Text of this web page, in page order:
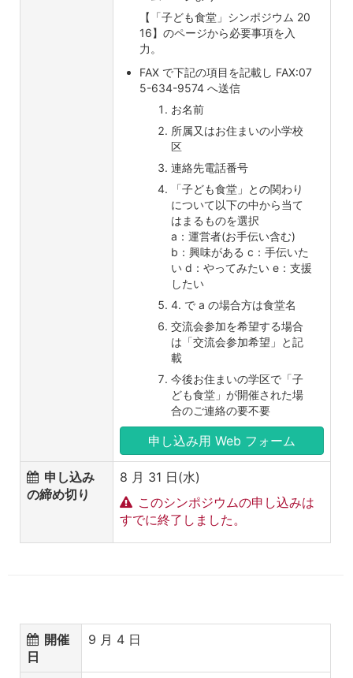
【「子ども食堂」シンポジウム 20
16】のページから必要事項を入
力。
FAX で下記の項目を記載し FAX:07
5-634-9574 へ送信
お名前
所属又はお住まいの小学校
区
連絡先電話番号
「子ども食堂」との関わり
について以下の中から当て
はまるものを選択
a：運営者(お手伝い含む)
b：興味がある c：手伝いた
い d：やってみたい e：支援
したい
4. で a の場合方は食堂名
交流会参加を希望する場合
は「交流会参加希望」と記
載
今後お住まいの学区で「子
ども食堂」が開催された場
合のご連絡の要不要
申し込み用 Web フォーム
申し込み
の締め切り
8 月 31 日(水)
このシンポジウムの申し込みは
すでに終了しました。
開催
日
9 月 4 日